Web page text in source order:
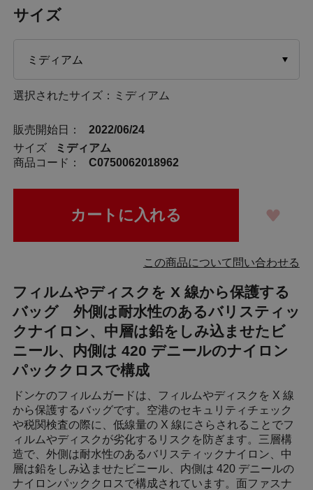
サイズ
選択されたサイズ：ミディアム
販売開始日：
2022/06/24
サイズ
ミディアム
商品コード：
C0750062018962
この商品について問い合わせる
フィルムやディスクを X 線から保護する
バッグ 外側は耐水性のあるバリスティッ
クナイロン、中層は鉛をしみ込ませたビ
ニール、内側は 420 デニールのナイロン
パッククロスで構成
ドンケのフィルムガードは、フィルムやディスクを X 線
から保護するバッグです。空港のセキュリティチェック
や税関検査の際に、低線量の X 線にさらされることでフ
ィルムやディスクが劣化するリスクを防ぎます。三層構
造で、外側は耐水性のあるバリスティックナイロン、中
層は鉛をしみ込ませたビニール、内側は 420 デニールの
ナイロンパッククロスで構成されています。面ファスナ